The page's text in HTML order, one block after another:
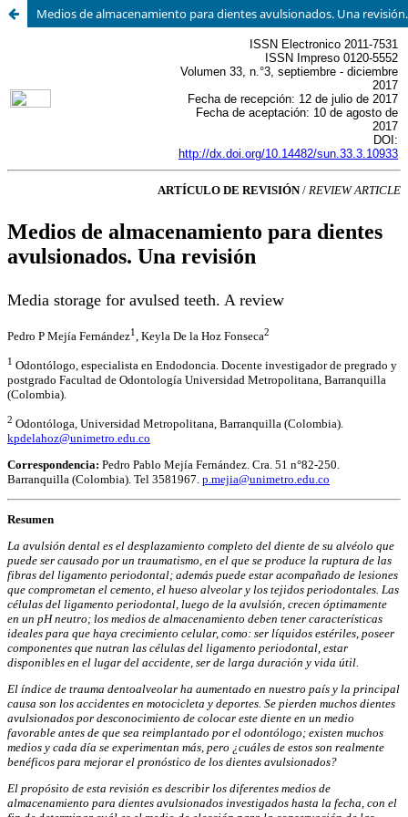
Medios de almacenamiento para dientes avulsionados. Una revisión.